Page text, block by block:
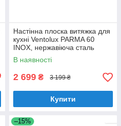
Настінна плоска витяжка для
кухні Ventolux PARMA 60
INOX, нержавіюча сталь
шириною 60 см
В наявності
2 699 ₴ 3 199 ₴
Купити
–15%